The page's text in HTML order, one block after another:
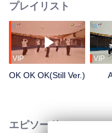
プレイリスト
VIP
OK OK OK(Still Ver.)
VIP
エピソード